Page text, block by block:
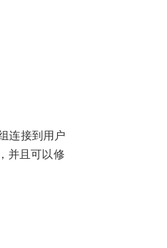
连接到用户
并且可以修